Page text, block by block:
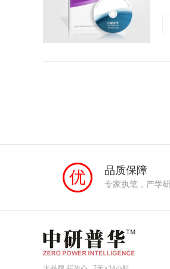
优 品质保障
专家执笔，产学